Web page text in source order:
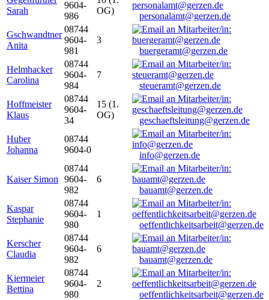
Sarah
9604-
986
OG)
personalamt@gerzen.de
Gschwandtner
Anita
08744
9604-
981
3
buergeramt@gerzen.de
Helmhacker
Carolina
08744
9604-
984
7
steueramt@gerzen.de
Hoffmeister
Klaus
08744
9604-
34
15 (1.
OG)
geschaeftsleitung@gerzen.de
Huber
Johanna
08744
9604-0
info@gerzen.de
Kaiser Simon
08744
9604-
982
6
bauamt@gerzen.de
Kaspar
Stephanie
08744
9604-
980
1
oeffentlichkeitsarbeit@gerzen.de
Kerscher
Claudia
08744
9604-
982
6
bauamt@gerzen.de
Kiermeier
Bettina
08744
9604-
980
2
oeffentlichkeitsarbeit@gerzen.de